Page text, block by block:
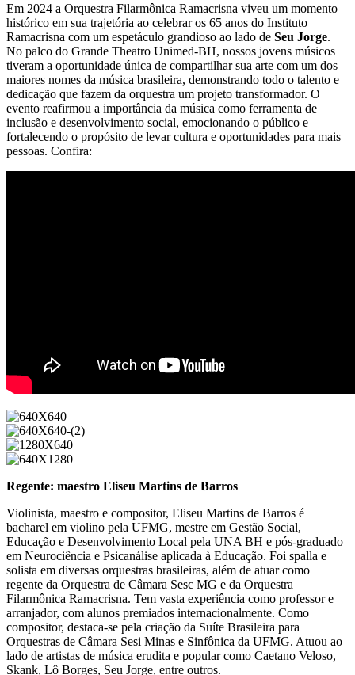
Em 2024 a Orquestra Filarmônica Ramacrisna viveu um momento
histórico em sua trajetória ao celebrar os 65 anos do Instituto
Ramacrisna com um espetáculo grandioso ao lado de Seu Jorge.
No palco do Grande Theatro Unimed-BH, nossos jovens músicos
tiveram a oportunidade única de compartilhar sua arte com um dos
maiores nomes da música brasileira, demonstrando todo o talento e
dedicação que fazem da orquestra um projeto transformador. O
evento reafirmou a importância da música como ferramenta de
inclusão e desenvolvimento social, emocionando o público e
fortalecendo o propósito de levar cultura e oportunidades para mais
pessoas. Confira:
Regente: maestro Eliseu Martins de Barros
Violinista, maestro e compositor, Eliseu Martins de Barros é
bacharel em violino pela UFMG, mestre em Gestão Social,
Educação e Desenvolvimento Local pela UNA BH e pós-graduado
em Neurociência e Psicanálise aplicada à Educação. Foi spalla e
solista em diversas orquestras brasileiras, além de atuar como
regente da Orquestra de Câmara Sesc MG e da Orquestra
Filarmônica Ramacrisna. Tem vasta experiência como professor e
arranjador, com alunos premiados internacionalmente. Como
compositor, destaca-se pela criação da Suíte Brasileira para
Orquestras de Câmara Sesi Minas e Sinfônica da UFMG. Atuou ao
lado de artistas de música erudita e popular como Caetano Veloso,
Skank, Lô Borges, Seu Jorge, entre outros.